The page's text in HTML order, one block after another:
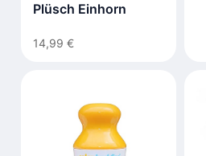
Plüsch Einhorn
14,99 €